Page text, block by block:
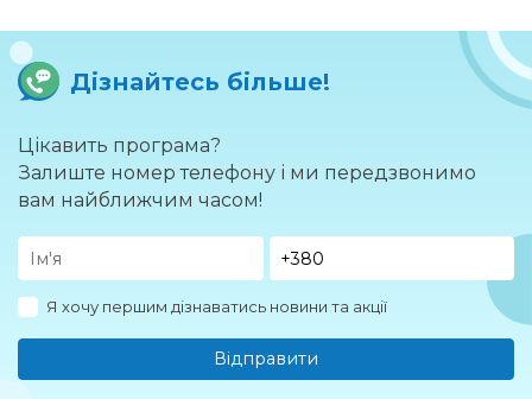
Дізнайтесь більше!
Цікавить програма?
Залиште номер телефону і ми передзвонимо
вам найближчим часом!
Я хочу першим дізнаватись новини та акції
Відправити